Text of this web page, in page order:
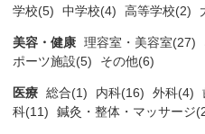
学校(5)
中学校(4) 高等学校(2)
美容・健康 理容室・美容室(27)
ポーツ施設(5)
その他(6)
医療 総合(1) 内科(16) 外科(4)
科(11)
鍼灸・整体・マッサージ